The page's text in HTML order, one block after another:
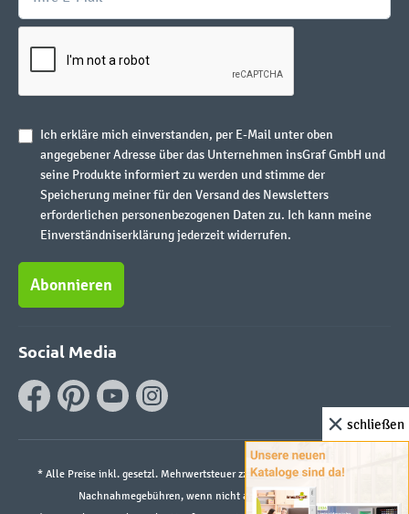
Ich erkläre mich einverstanden, per E-Mail unter oben
angegebener Adresse über das Unternehmen insGraf GmbH und
seine Produkte informiert zu werden und stimme der
Speicherung meiner für den Versand des Newsletters
erforderlichen personenbezogenen Daten zu. Ich kann meine
Einverständniserklärung jederzeit widerrufen.
Abonnieren
Social Media
* Alle Preise inkl. gesetzl. Mehrwertsteuer zzgl.Versandkostenund ggf.
Nachnahmegebühren, wenn nicht anders angegeben.
schließen